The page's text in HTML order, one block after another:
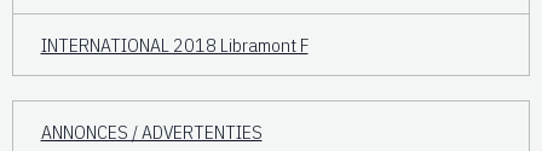
INTERNATIONAL 2018 Libramont F
ANNONCES / ADVERTENTIES